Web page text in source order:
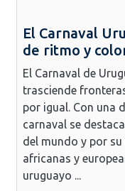
El Carnaval
de ritmo y
El Carnaval de
trasciende
por igual. Con una
carnaval se
del mundo y por
africanas y
uruguayo ...